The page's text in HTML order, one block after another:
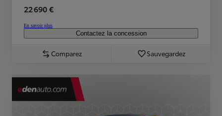
22 690 €
En savoir plus
Contactez la concession
Comparez Sauvegardez